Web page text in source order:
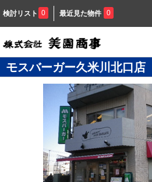
検討リスト 0 最近見た物件 0
モスバーガー久米川北口店